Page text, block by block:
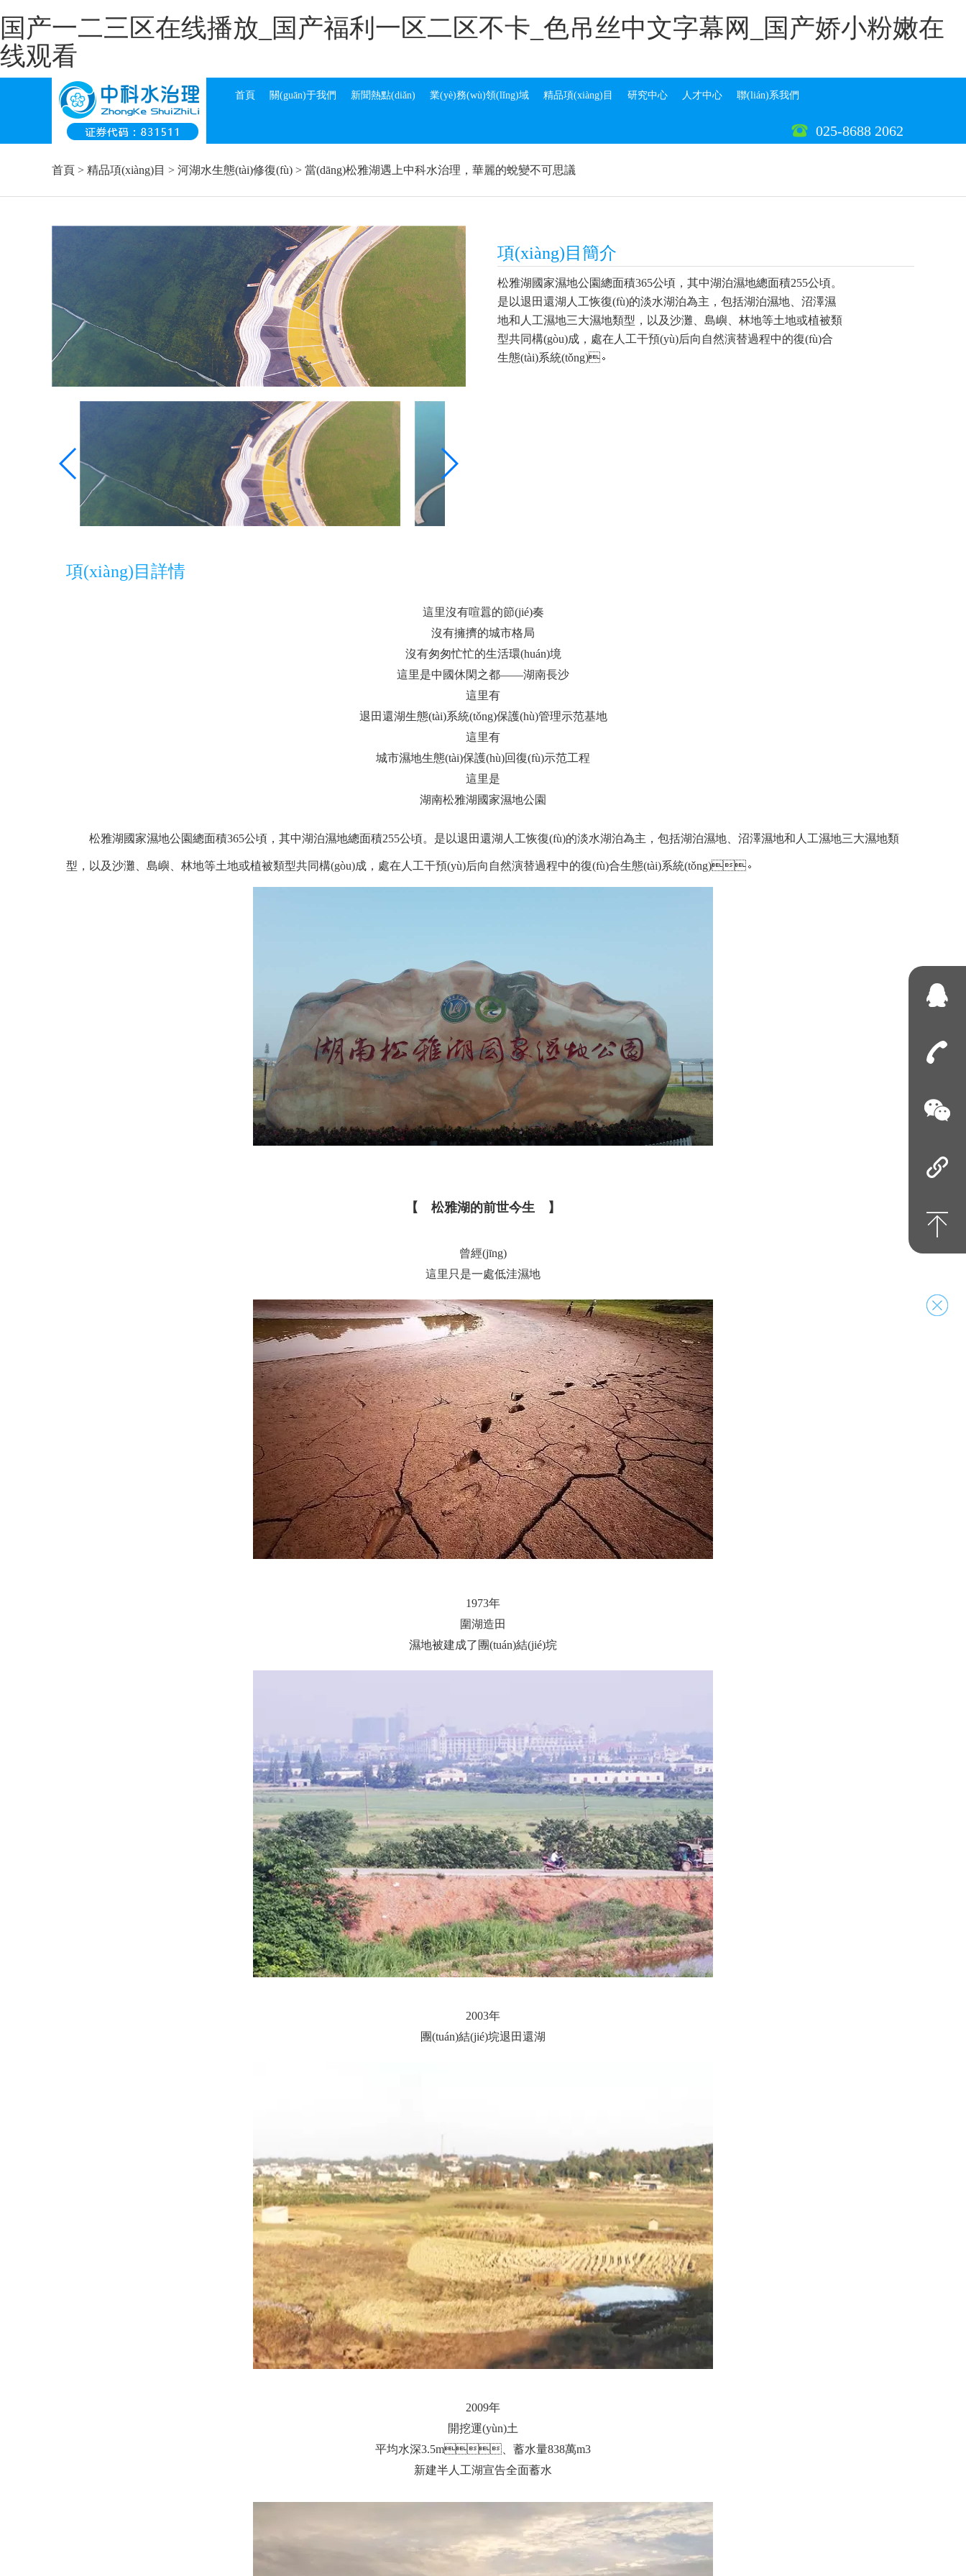
国产一二三区在线播放_国产福利一区二区不卡_色吊丝中文字幕网_国产娇小粉嫩在
线观看
首頁 關(guān)于我們 新聞熱點(diǎn) 業(yè)務(wù)領(lǐng)域 精品項(xiàng)目 研究中心 人才中心 聯(lián)系我們
025-8688 2062
首頁 > 精品項(xiàng)目 > 河湖水生態(tài)修復(fù) > 當(dāng)松雅湖遇上中科水治理，華麗的蛻變不可思議
項(xiàng)目簡介
松雅湖國家濕地公園總面積365公頃，其中湖泊濕地總面積255公頃。
是以退田還湖人工恢復(fù)的淡水湖泊為主，包括湖泊濕地、沼澤濕
地和人工濕地三大濕地類型，以及沙灘、島嶼、林地等土地或植被類
型共同構(gòu)成，處在人工干預(yù)后向自然演替過程中的復(fù)合
生態(tài)系統(tǒng)。
項(xiàng)目詳情
這里沒有喧囂的節(jié)奏
沒有擁擠的城市格局
沒有匆匆忙忙的生活環(huán)境
這里是中國休閑之都——湖南長沙
這里有
退田還湖生態(tài)系統(tǒng)保護(hù)管理示范基地
這里有
城市濕地生態(tài)保護(hù)回復(fù)示范工程
這里是
湖南松雅湖國家濕地公園
松雅湖國家濕地公園總面積365公頃，其中湖泊濕地總面積255公頃。是以退田還湖人工恢復(fù)的淡水湖泊為主，包括湖泊濕地、沼澤濕地和人工濕地三大濕地類
型，以及沙灘、島嶼、林地等土地或植被類型共同構(gòu)成，處在人工干預(yù)后向自然演替過程中的復(fù)合生態(tài)系統(tǒng)。
【 松雅湖的前世今生 】
曾經(jīng)
這里只是一處低洼濕地
1973年
圍湖造田
濕地被建成了團(tuán)結(jié)垸
2003年
團(tuán)結(jié)垸退田還湖
2009年
開挖運(yùn)土
平均水深3.5m、蓄水量838萬m3
新建半人工湖宣告全面蓄水